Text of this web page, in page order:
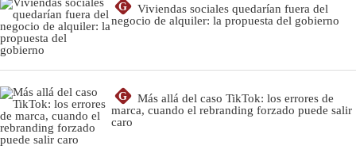
G
Viviendas sociales quedarían fuera del
negocio de alquiler: la propuesta del gobierno
G
Más allá del caso TikTok: los errores de
marca, cuando el rebranding forzado puede salir
caro